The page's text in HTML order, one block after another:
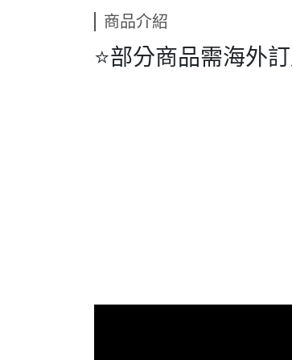
商品介紹
⭐️部分商品需海外